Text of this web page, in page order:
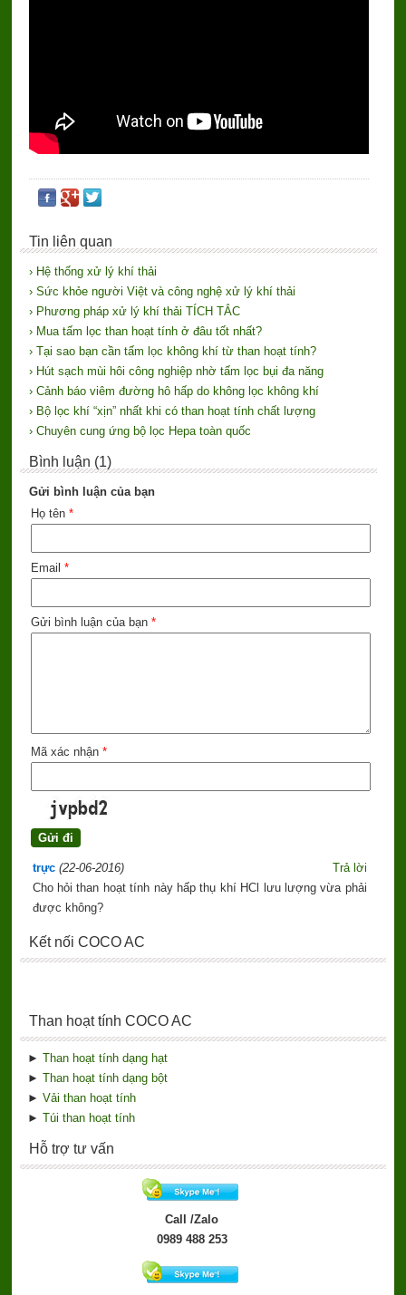
Tin liên quan
› Hệ thống xử lý khí thải
› Sức khỏe người Việt và công nghệ xử lý khí thải
› Phương pháp xử lý khí thải TÍCH TẮC
› Mua tấm lọc than hoạt tính ở đâu tốt nhất?
› Tại sao bạn cần tấm lọc không khí từ than hoạt tính?
› Hút sạch mùi hôi công nghiệp nhờ tấm lọc bụi đa năng
› Cảnh báo viêm đường hô hấp do không lọc không khí
› Bộ lọc khí “xịn” nhất khi có than hoạt tính chất lượng
› Chuyên cung ứng bộ lọc Hepa toàn quốc
Bình luận (1)
Gửi bình luận của bạn
Họ tên *
Email *
Gửi bình luận của bạn *
Mã xác nhận *
trực (22-06-2016)
Trả lời
Cho hỏi than hoạt tính này hấp thụ khí HCl lưu lượng vừa phải
được không?
Kết nối COCO AC
Than hoạt tính COCO AC
► Than hoạt tính dạng hạt
► Than hoạt tính dạng bột
► Vải than hoạt tính
► Túi than hoạt tính
Hỗ trợ tư vấn
Call /Zalo
0989 488 253